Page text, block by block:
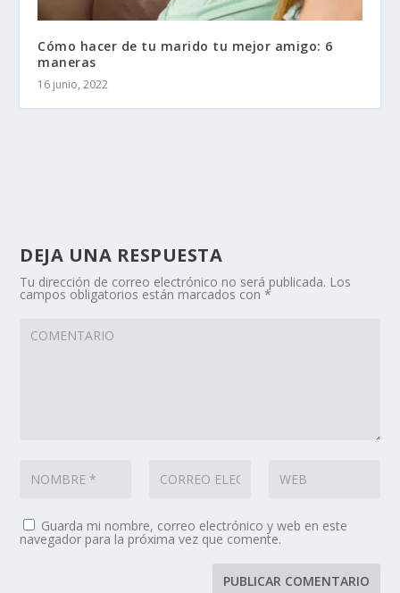
Cómo hacer de tu marido tu mejor amigo: 6
maneras
16 junio, 2022
DEJA UNA RESPUESTA
Tu dirección de correo electrónico no será publicada. Los
campos obligatorios están marcados con*
Guarda mi nombre, correo electrónico y web en este
navegador para la próxima vez que comente.